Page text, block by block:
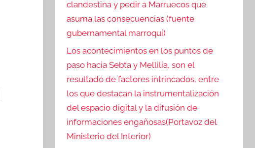
clandestina y pedir a Marruecos que
asuma las consecuencias (fuente
gubernamental marroquí)
Los acontecimientos en los puntos de
paso hacia Sebta y Mellilia, son el
resultado de factores intrincados, entre
los que destacan la instrumentalización
del espacio digital y la difusión de
informaciones engañosas(Portavoz del
Ministerio del Interior)